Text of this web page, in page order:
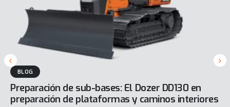
BLOG
Preparación de sub-bases: El Dozer DD130 en
preparación de plataformas y caminos interiores